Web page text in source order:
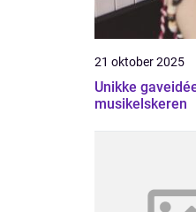
21 oktober 2025
Unikke
musikelskeren